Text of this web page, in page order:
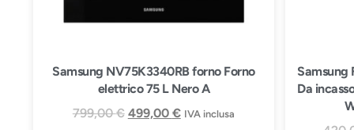
Samsung NV75K3340RB forno Forno
elettrico 75 L Nero A
799,00€ 499,00 € IVA inclusa
Samsung
Da